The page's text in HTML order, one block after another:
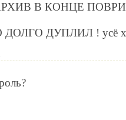
В КОНЦЕ
ДУПЛИЛ ! усё